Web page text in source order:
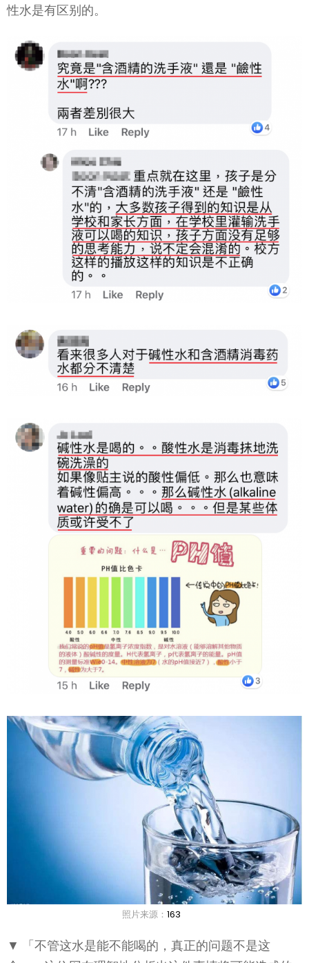
性水是有区别的。
照片来源： 163
▼ 「不管这水是能不能喝的，真正的问题不是这